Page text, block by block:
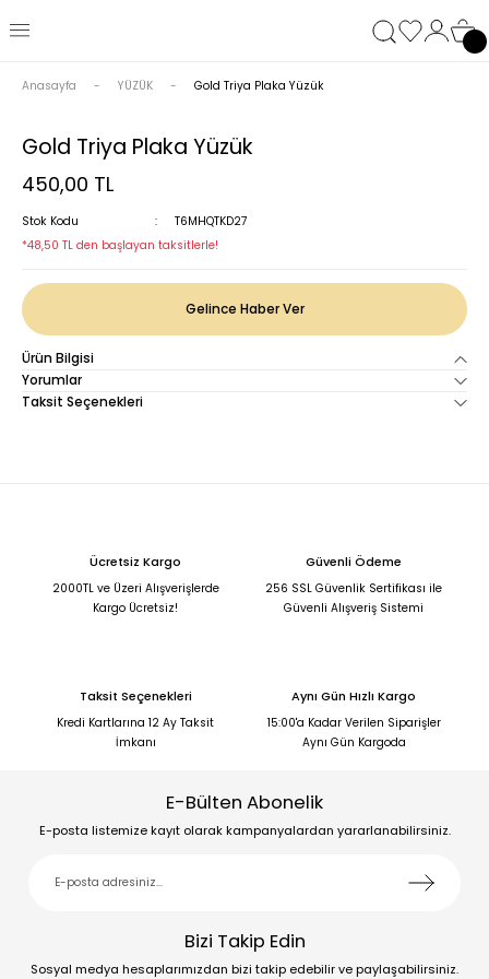
Anasayfa YÜZÜK Gold Triya Plaka Yüzük
Gold Triya Plaka Yüzük
450,00 TL
Stok Kodu
T6MHQTKD27
*48,50 TL den başlayan taksitlerle!
Gelince Haber Ver
Ürün Bilgisi
Yorumlar
Taksit Seçenekleri
Ücretsiz Kargo
2000TL ve Üzeri Alışverişlerde
Kargo Ücretsiz!
Güvenli Ödeme
256 SSL Güvenlik Sertifikası ile
Güvenli Alışveriş Sistemi
Taksit Seçenekleri
Kredi Kartlarına 12 Ay Taksit
İmkanı
Aynı Gün Hızlı Kargo
15:00'a Kadar Verilen Siparişler
Aynı Gün Kargoda
E-Bülten Abonelik
E-posta listemize kayıt olarak kampanyalardan yararlanabilirsiniz.
Bizi Takip Edin
Sosyal medya hesaplarımızdan bizi takip edebilir ve paylaşabilirsiniz.